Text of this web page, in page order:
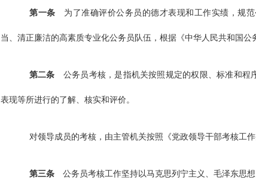
第一条 为了准确评价公务员的德才表现和工作实绩，规
当、清正廉洁的高素质专业化公务员队伍，根据《中华人民共和国公
第二条 公务员考核，是指机关按照规定的权限、标准和程
表现等所进行的了解、核实和评价。
对领导成员的考核，由主管机关按照《党政领导干部考核工作
第三条公务员考核工作坚持以马克思列宁主义、毛泽东思想